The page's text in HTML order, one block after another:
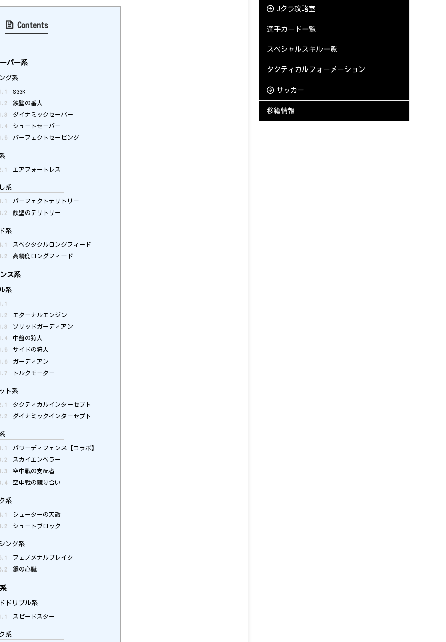
Contents
パー系
グ系
SGGK
鉄壁の番人
ダイナミックセーバー
シュートセーバー
パーフェクトセービング
エアフォートレス
系
パーフェクトテリトリー
鉄壁のテリトリー
系
スペクタクルロングフィード
高精度ロングフィード
ス系
系
エターナルエンジン
ソリッドガーディアン
中盤の狩人
サイドの狩人
ガーディアン
トルクモーター
ト系
タクティカルインターセプト
ダイナミックインターセプト
パワーディフェンス【コラボ】
スカイエンペラー
空中戦の支配者
空中戦の競り合い
系
シューターの天敵
シュートブロック
ング系
フェノメナルブレイク
鋼の心臓
ドリブル系
スピードスター
系
Jクラ攻略室
選手カード一覧
スペシャルスキル一覧
タクティカルフォーメーション
サッカー
移籍情報